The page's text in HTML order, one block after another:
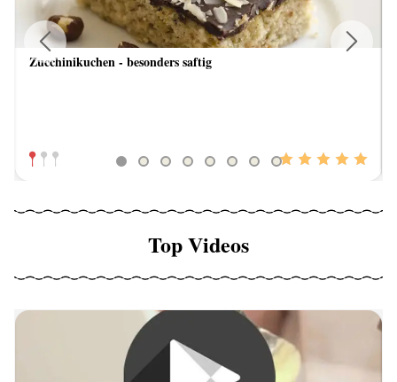
Zucchinikuchen - besonders saftig
Previous
Top Videos